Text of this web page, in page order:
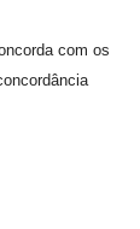
com os